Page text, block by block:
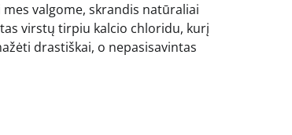
mes valgome, skrandis natūraliai
virstų tirpiu kalcio chloridu, kurį
drastiškai, o nepasisavintas